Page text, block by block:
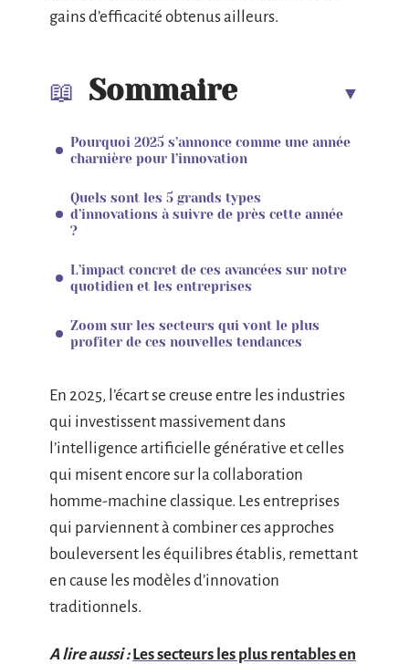
gains d’efficacité obtenus ailleurs.
Sommaire
Pourquoi 2025 s’annonce comme une année
charnière pour l’innovation
Quels sont les 5 grands types
d’innovations à suivre de près cette année
?
L’impact concret de ces avancées sur notre
quotidien et les entreprises
Zoom sur les secteurs qui vont le plus
profiter de ces nouvelles tendances
En 2025, l’écart se creuse entre les industries
qui investissent massivement dans
l’intelligence artificielle générative et celles
qui misent encore sur la collaboration
homme-machine classique. Les entreprises
qui parviennent à combiner ces approches
bouleversent les équilibres établis, remettant
en cause les modèles d’innovation
traditionnels.
A lire aussi : Les secteurs les plus rentables en